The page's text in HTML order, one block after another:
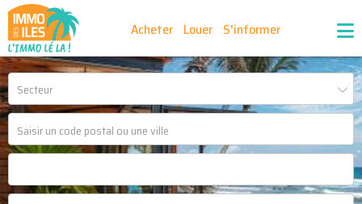
Acheter Louer S'informer
Nos outils Ma sélection d'annonces
Recrutement Partenaires
Secteur